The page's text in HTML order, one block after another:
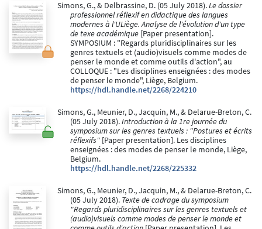
Simons, G., & Delbrassine, D. (05 July 2018).Le dossier
professionnel réflexif en didactique des langues
modernes à l'ULiège. Analyse de l'évolution d'un type
de texe académique [Paper presentation].
SYMPOSIUM : "Regards pluridisciplinaires sur les
genres textuels et (audio)visuels comme modes de
penser le monde et comme outils d'action", au
COLLOQUE : "Les disciplines enseignées : des modes
de penser le monde", Liège, Belgium.
https://hdl.handle.net/2268/224210
Simons, G., Meunier, D., Jacquin, M., & Delarue-Breton, C.
(05 July 2018).Introduction à la 1re journée du
symposium sur les genres textuels : "Postures et écrits
réflexifs" [Paper presentation]. Les disciplines
enseignées : des modes de penser le monde, Liège,
Belgium.
https://hdl.handle.net/2268/225332
Simons, G., Meunier, D., Jacquin, M., & Delarue-Breton, C.
(05 July 2018). Texte de cadrage du symposium
"Regards pluridisciplinaires sur les genres textuels et
(audio)visuels comme modes de penser le monde et